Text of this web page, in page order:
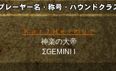
ＫａｒｌＨｅｌｍｕｔ
神楽の大帝
ΣGEMINI Ⅰ